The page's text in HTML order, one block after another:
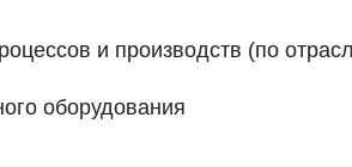
и производств (по
оборудования